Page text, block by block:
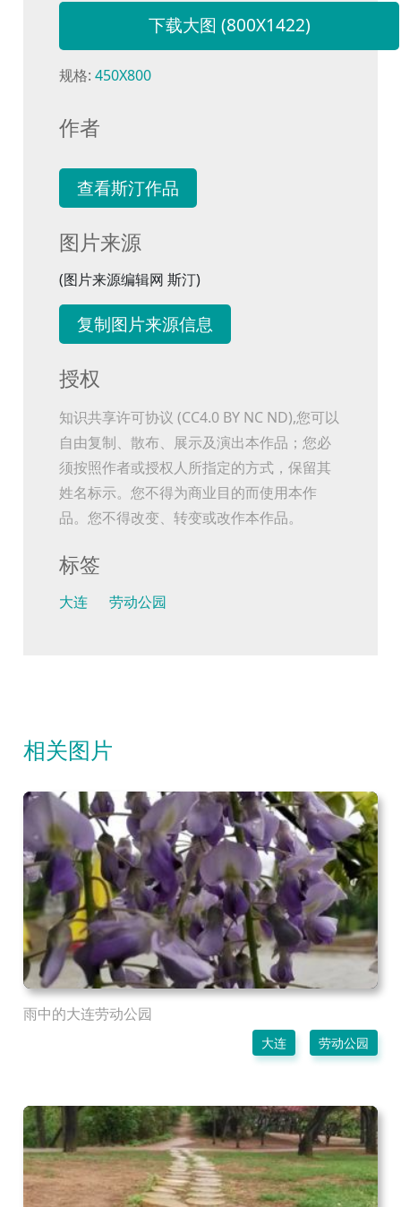
下载大图 (800X1422)
规格: 450X800
作者
查看斯汀作品
图片来源
(图片来源编辑网 斯汀)
复制图片来源信息
授权
知识共享许可协议 (CC4.0 BY NC ND),您可以
自由复制、散布、展示及演出本作品；您必
须按照作者或授权人所指定的方式，保留其
姓名标示。您不得为商业目的而使用本作
品。您不得改变、转变或改作本作品。
标签
大连 劳动公园
相关图片
雨中的大连劳动公园
大连 劳动公园